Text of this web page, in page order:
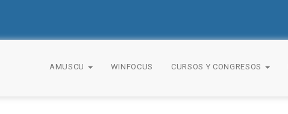
AMUSCU WINFOCUS CURSOS Y CONGRESOS